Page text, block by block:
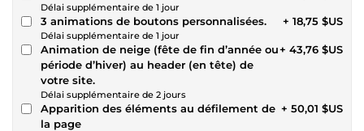
Délai supplémentaire de 1 jour
3 animations de boutons personnalisées.
Délai supplémentaire de 1 jour
+ 18,75 $US
Animation de neige (fête de fin d’année ou
période d’hiver) au header (en tête) de
votre site.
Délai supplémentaire de 2 jours
+ 43,76 $US
Apparition des éléments au défilement de
la page
+ 50,01 $US